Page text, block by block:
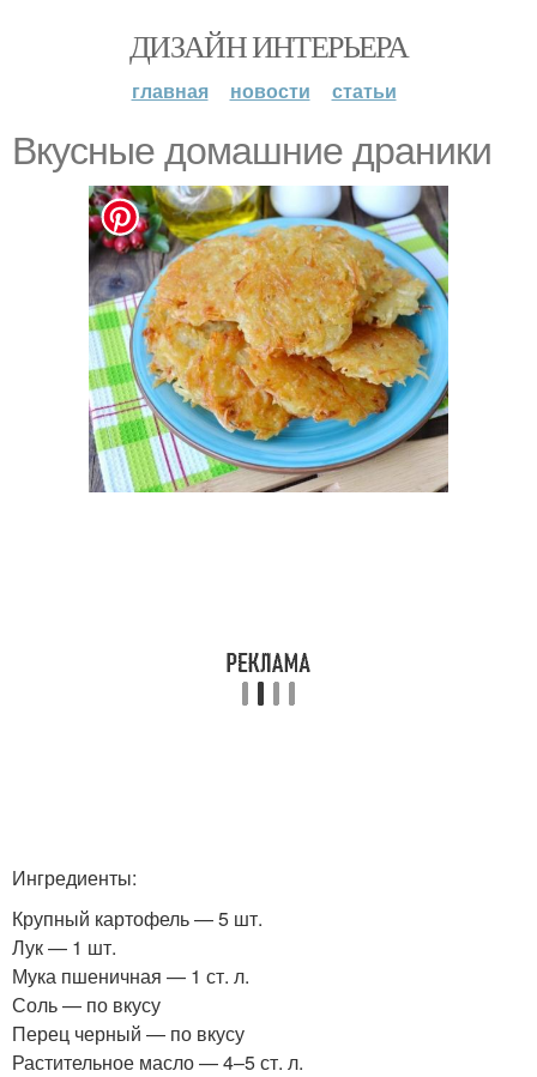
ДИЗАЙН ИНТЕРЬЕРА
главная новости статьи
Вкусные домашние драники
Ингредиенты:
Крупный картофель — 5 шт.
Лук — 1 шт.
Мука пшеничная — 1 ст. л.
Соль — по вкусу
Перец черный — по вкусу
Растительное масло — 4–5 ст. л.